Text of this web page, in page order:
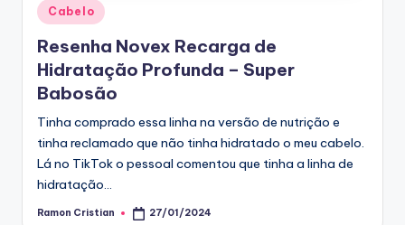
Posted
in
Cabelo
Resenha Novex Recarga de
Hidratação Profunda – Super
Babosão
Tinha comprado essa linha na versão de nutrição e
tinha reclamado que não tinha hidratado o meu cabelo.
Lá no TikTok o pessoal comentou que tinha a linha de
hidratação…
Posted
Ramon Cristian 27/01/2024